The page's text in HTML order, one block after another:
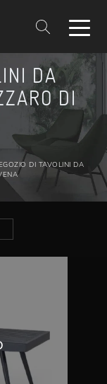
DA
DI
DI TAVOLINI DA